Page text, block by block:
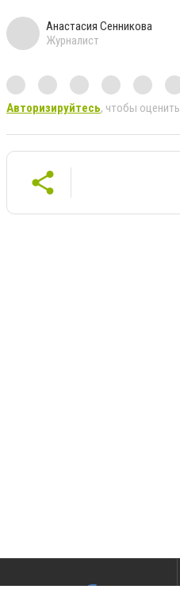
Анастасия Сенникова
Журналист
Авторизируйтесь, чтобы оценить